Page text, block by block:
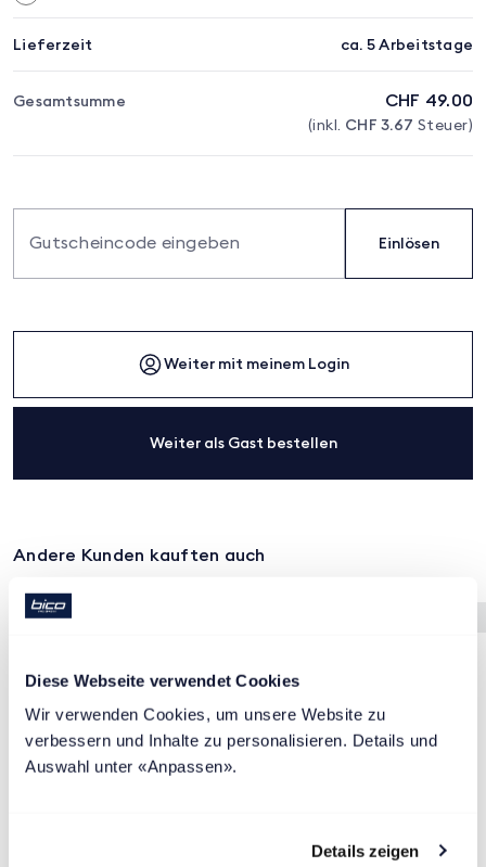
Diese Webseite verwendet Cookies
Wir verwenden Cookies, um unsere Website zu
verbessern und Inhalte zu personalisieren. Details und
Auswahl unter «Anpassen».
Details zeigen
Lieferzeit ca. 5 Arbeitstage
Gesamtsumme CHF 49.00
(inkl. CHF 3.67 Steuer)
Einlösen
Weiter mit meinem Login
Weiter als Gast bestellen
Andere Kunden kauften auch
BESTSELLER